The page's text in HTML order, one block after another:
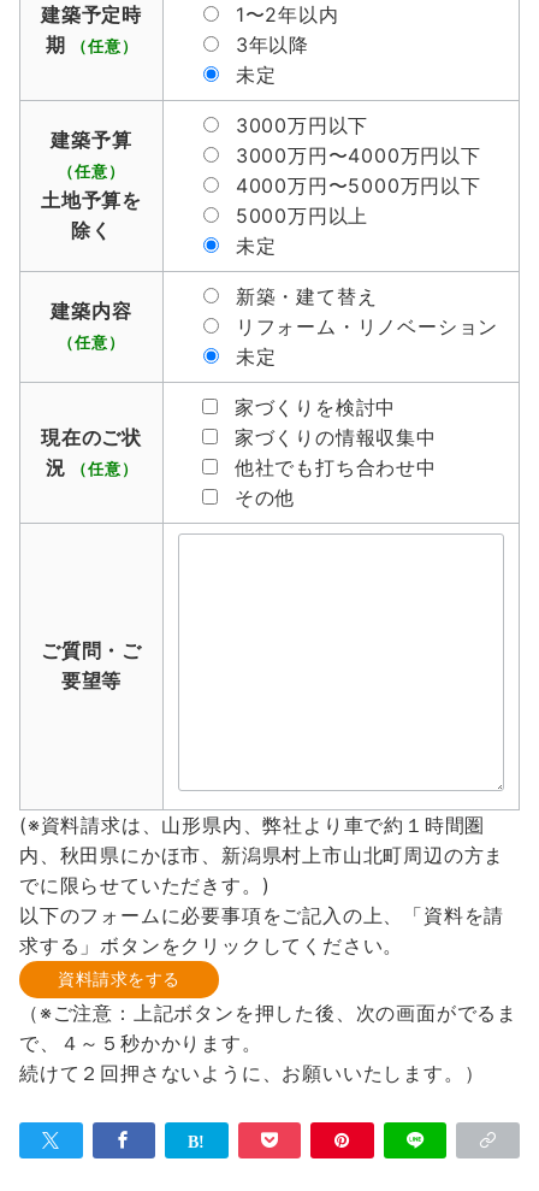
建築予定時
期
（任意）
1〜2年以内
3年以降
未定
建築予算
（任意）
土地予算を
除く
3000万円以下
3000万円〜4000万円以下
4000万円〜5000万円以下
5000万円以上
未定
建築内容
（任意）
新築・建て替え
リフォーム・リノベーション
未定
現在のご状
況
（任意）
家づくりを検討中
家づくりの情報収集中
他社でも打ち合わせ中
その他
ご質問・ご
要望等
(※資料請求は、山形県内、弊社より車で約１時間圏
内、秋田県にかほ市、新潟県村上市山北町周辺の方ま
でに限らせていただきす。)
以下のフォームに必要事項をご記入の上、「資料を請
求する」ボタンをクリックしてください。
（※ご注意：上記ボタンを押した後、次の画面がでるま
で、４～５秒かかります。
続けて２回押さないように、お願いいたします。）